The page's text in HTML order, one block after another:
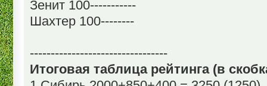
Зенит 100-----------
Шахтер 100--------
---------------------------------
Итоговая таблица рейтинга (в